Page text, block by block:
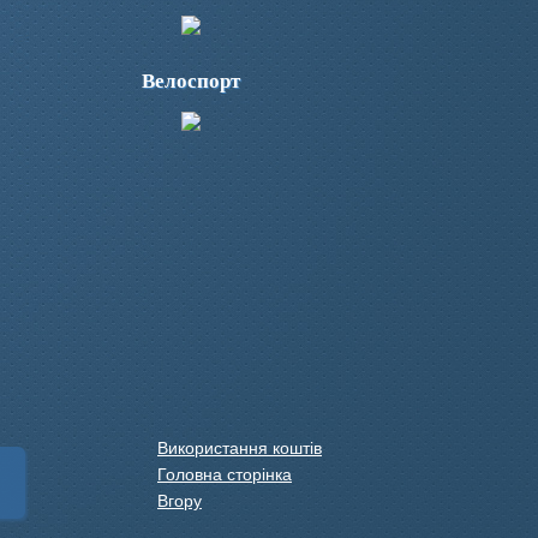
Велоспорт
Використання коштів
Головна сторінка
Вгору